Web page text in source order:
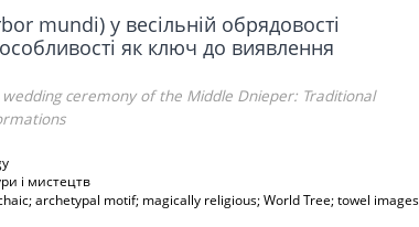
mundi) у весільній обрядовості
як ключ до виявлення
ceremony of the Middle Dnieper: Traditional
і мистецтв
archetypal motif; magically religious; World Tree; towel